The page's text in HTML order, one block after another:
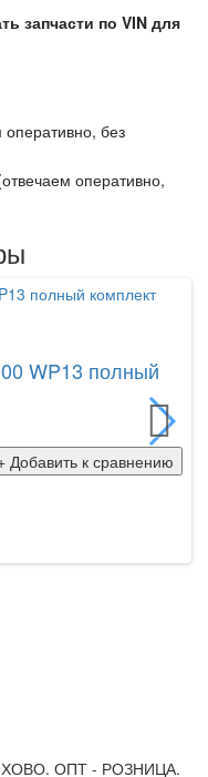
запчасти по VIN для
оперативно, без
оперативно,
WP13 полный
Добавить к сравнению
ОПТ - РОЗНИЦА.